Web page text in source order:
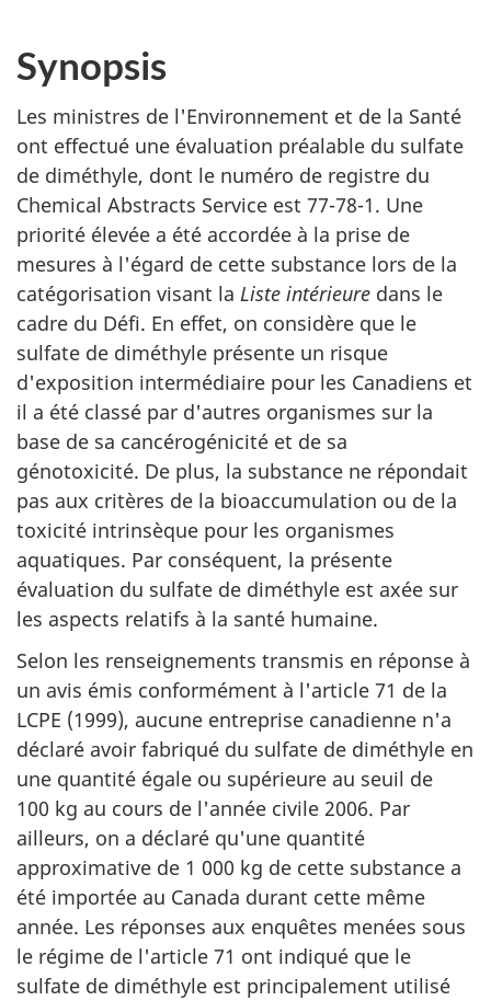
Synopsis
Les ministres de l'Environnement et de la Santé
ont effectué une évaluation préalable du sulfate
de diméthyle, dont le numéro de registre du
Chemical Abstracts Service est 77-78-1. Une
priorité élevée a été accordée à la prise de
mesures à l'égard de cette substance lors de la
catégorisation visant la Liste intérieure dans le
cadre du Défi. En effet, on considère que le
sulfate de diméthyle présente un risque
d'exposition intermédiaire pour les Canadiens et
il a été classé par d'autres organismes sur la
base de sa cancérogénicité et de sa
génotoxicité. De plus, la substance ne répondait
pas aux critères de la bioaccumulation ou de la
toxicité intrinsèque pour les organismes
aquatiques. Par conséquent, la présente
évaluation du sulfate de diméthyle est axée sur
les aspects relatifs à la santé humaine.
Selon les renseignements transmis en réponse à
un avis émis conformément à l'article 71 de la
LCPE (1999), aucune entreprise canadienne n'a
déclaré avoir fabriqué du sulfate de diméthyle en
une quantité égale ou supérieure au seuil de
100 kg au cours de l'année civile 2006. Par
ailleurs, on a déclaré qu'une quantité
approximative de 1 000 kg de cette substance a
été importée au Canada durant cette même
année. Les réponses aux enquêtes menées sous
le régime de l'article 71 ont indiqué que le
sulfate de diméthyle est principalement utilisé